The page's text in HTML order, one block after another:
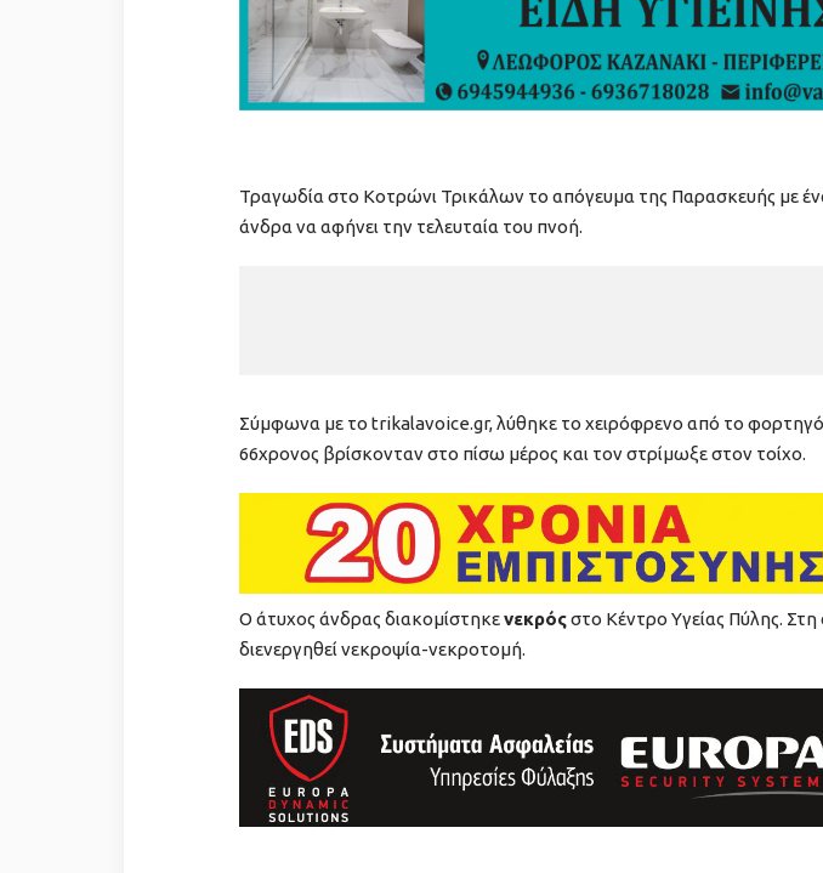
Τραγωδία στο Κοτρώνι Τρικάλων το απόγευμα της Παρασκευής με
άνδρα να αφήνει την τελευταία του πνοή.
Σύμφωνα με το trikalavoice.gr, λύθηκε το χειρόφρενο από το
66χρονος βρίσκονταν στο πίσω μέρος και τον στρίμωξε στον τοίχο.
Ο άτυχος άνδρας διακομίστηκενεκρόςστο Κέντρο Υγείας Πύλης.
διενεργηθεί νεκροψία-νεκροτομή.